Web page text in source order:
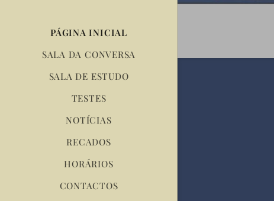
PÁGINA INICIAL
SALA DA CONVERSA
SALA DE ESTUDO
TESTES
NOTÍCIAS
RECADOS
HORÁRIOS
CONTACTOS